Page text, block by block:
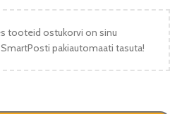
tooteid ostukorvi on sinu
pakiautomaati tasuta!